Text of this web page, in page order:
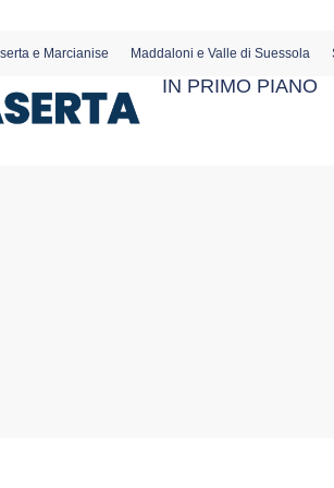
e Marcianise Maddaloni e Valle di Suessola
IN PRIMO PIANO